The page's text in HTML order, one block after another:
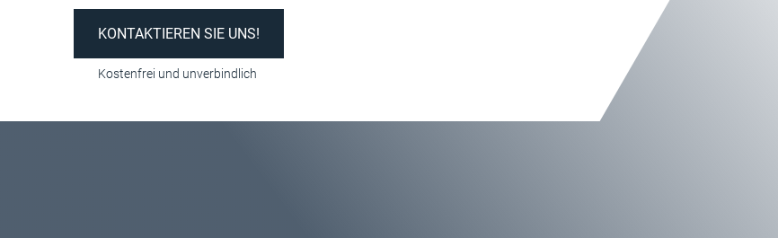
KONTAKTIEREN SIE UNS!